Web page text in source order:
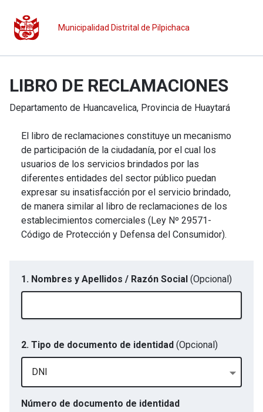
Municipalidad Distrital de Pilpichaca
LIBRO DE RECLAMACIONES
Departamento de Huancavelica, Provincia de Huaytará
El libro de reclamaciones constituye un mecanismo
de participación de la ciudadanía, por el cual los
usuarios de los servicios brindados por las
diferentes entidades del sector público puedan
expresar su insatisfacción por el servicio brindado,
de manera similar al libro de reclamaciones de los
establecimientos comerciales (Ley Nº 29571-
Código de Protección y Defensa del Consumidor).
1. Nombres y Apellidos / Razón Social (Opcional)
2. Tipo de documento de identidad (Opcional)
DNI
Número de documento de identidad